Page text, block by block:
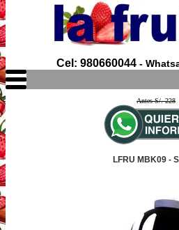
Cel: 980660044-
Antes S/. 228
LFRU MBK09 -